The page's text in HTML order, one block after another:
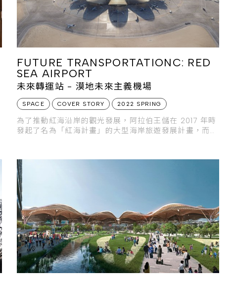
FUTURE TRANSPORTATIONC: RED
SEA AIRPORT
未來轉運站 - 漠地未來主義機場
SPACE COVER STORY 2022 SPRING
為了推動紅海沿岸的觀光發展，阿拉伯王儲在 2017 年時
發起了名為「紅海計畫」的大型海岸旅遊發展計畫，而將